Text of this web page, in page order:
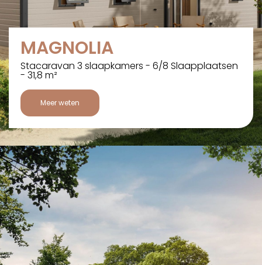
MAGNOLIA
Stacaravan 3 slaapkamers - 6/8 Slaapplaatsen
- 31,8 m²
Meer weten